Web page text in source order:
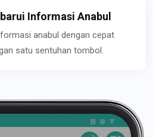
Informasi Anabul
anabul dengan cepat
satu sentuhan tombol.